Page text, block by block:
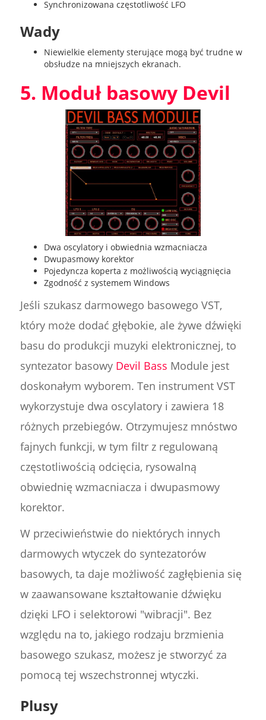
Synchronizowana częstotliwość LFO
Wady
Niewielkie elementy sterujące mogą być trudne w
obsłudze na mniejszych ekranach.
5. Moduł basowy Devil
Dwa oscylatory i obwiednia wzmacniacza
Dwupasmowy korektor
Pojedyncza koperta z możliwością wyciągnięcia
Zgodność z systemem Windows
Jeśli szukasz darmowego basowego VST,
który może dodać głębokie, ale żywe dźwięki
basu do produkcji muzyki elektronicznej, to
syntezator basowy Devil Bass Module jest
doskonałym wyborem. Ten instrument VST
wykorzystuje dwa oscylatory i zawiera 18
różnych przebiegów. Otrzymujesz mnóstwo
fajnych funkcji, w tym filtr z regulowaną
częstotliwością odcięcia, rysowalną
obwiednię wzmacniacza i dwupasmowy
korektor.
W przeciwieństwie do niektórych innych
darmowych wtyczek do syntezatorów
basowych, ta daje możliwość zagłębienia się
w zaawansowane kształtowanie dźwięku
dzięki LFO i selektorowi "wibracji". Bez
względu na to, jakiego rodzaju brzmienia
basowego szukasz, możesz je stworzyć za
pomocą tej wszechstronnej wtyczki.
Plusy